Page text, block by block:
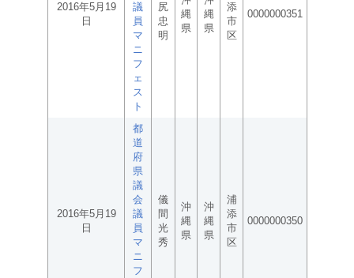
2016年5月19
日
議
員
マ
ニ
フ
ェ
ス
ト
尻
忠
明
縄
県
縄
県
添
市
区
0000000351
2016年5月19
日
都
道
府
県
議
会
議
員
マ
ニ
フ
儀
間
光
秀
沖
縄
県
沖
縄
県
浦
添
市
区
0000000350